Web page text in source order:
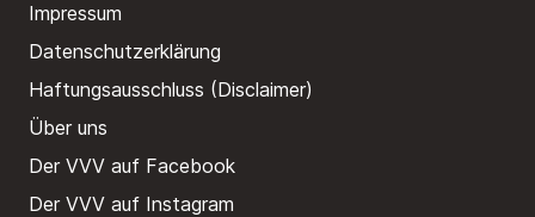
Impressum
Datenschutzerklärung
Haftungsausschluss (Disclaimer)
Über uns
Der VVV auf Facebook
Der VVV auf Instagram